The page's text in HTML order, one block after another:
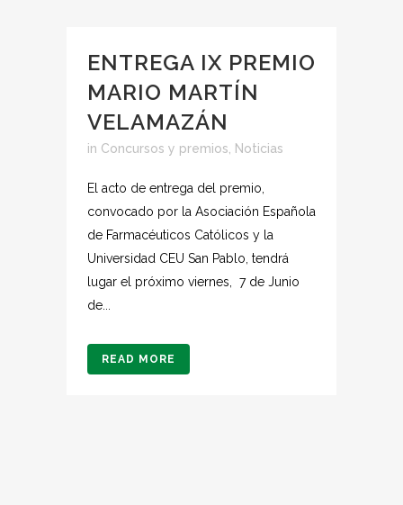
ENTREGA IX PREMIO
MARIO MARTÍN
VELAMAZÁN
in Concursos y premios Noticias
El acto de entrega del premio,
convocado por la Asociación Española
de Farmacéuticos Católicos y la
Universidad CEU San Pablo, tendrá
lugar el próximo viernes, 7 de Junio
de...
READ MORE